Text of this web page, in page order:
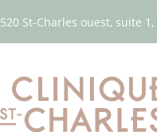
520 St-Charles ouest, suite 1,